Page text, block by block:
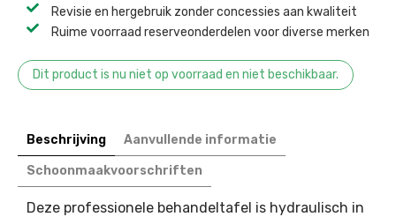
Revisie en hergebruik zonder concessies aan kwaliteit ​
Ruime voorraad reserveonderdelen voor diverse merken ​
Dit product is nu niet op voorraad en niet beschikbaar.
Beschrijving Aanvullende informatie
Schoonmaakvoorschriften
Deze professionele behandeltafel is hydraulisch in